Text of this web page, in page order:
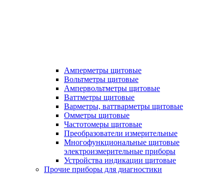
Амперметры щитовые
Вольтметры щитовые
Ампервольтметры щитовые
Ваттметры щитовые
Варметры, ваттварметры щитовые
Омметры щитовые
Частотомеры щитовые
Преобразователи измерительные
Многофункциональные щитовые
электроизмерительные приборы
Устройства индикации щитовые
Прочие приборы для диагностики